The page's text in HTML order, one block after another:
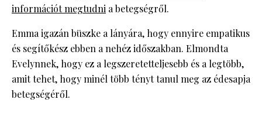
információt megtudni a betegségről.
Emma igazán büszke a lányára, hogy ennyire empatikus
és segítőkész ebben a nehéz időszakban. Elmondta
Evelynnek, hogy ez a legszeretetteljesebb és a legtöbb,
amit tehet, hogy minél több tényt tanul meg az édesapja
betegségéről.